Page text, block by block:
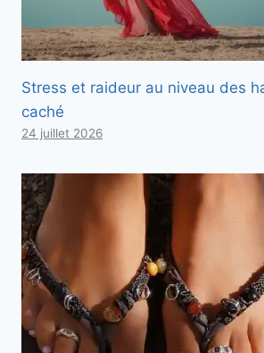
Stress et raideur au niveau des
caché
24 juillet 2026